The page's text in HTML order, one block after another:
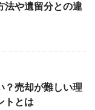
法や遺留分との違
？売却が難しい理
トとは